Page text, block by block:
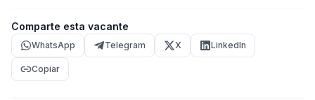
Comparte esta vacante
WhatsApp Telegram X LinkedIn
Copiar